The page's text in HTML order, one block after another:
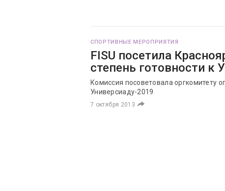
СПОРТИВНЫЕ МЕРОПРИЯТИЯ
FISU посетила
степень готовности к
Комиссия посоветовала оргкомитету
Универсиаду-2019
7 октября 2013